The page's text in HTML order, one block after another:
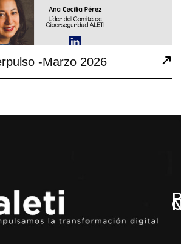
-Marzo 2026